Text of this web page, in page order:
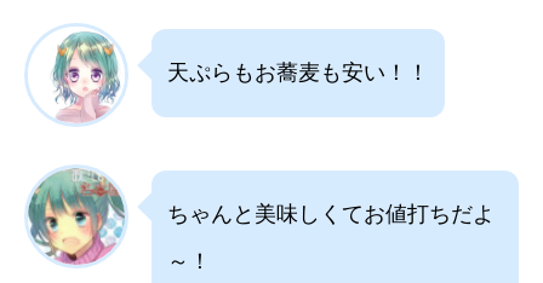
天ぷらもお蕎麦も安い！！
ちゃんと美味しくてお値打ちだよ
～！